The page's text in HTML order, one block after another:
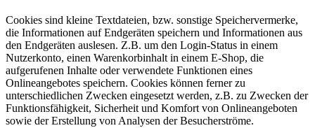
Cookies sind kleine Textdateien, bzw. sonstige Speichervermerke,
die Informationen auf Endgeräten speichern und Informationen aus
den Endgeräten auslesen. Z.B. um den Login-Status in einem
Nutzerkonto, einen Warenkorbinhalt in einem E-Shop, die
aufgerufenen Inhalte oder verwendete Funktionen eines
Onlineangebotes speichern. Cookies können ferner zu
unterschiedlichen Zwecken eingesetzt werden, z.B. zu Zwecken der
Funktionsfähigkeit, Sicherheit und Komfort von Onlineangeboten
sowie der Erstellung von Analysen der Besucherströme.